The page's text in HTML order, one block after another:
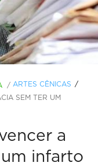
/ ARTES CÊNICAS
SEM TER UM
a
infarto